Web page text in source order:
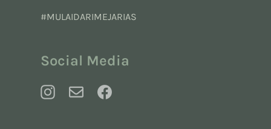
#MULAIDARIMEJARIAS
Social Media